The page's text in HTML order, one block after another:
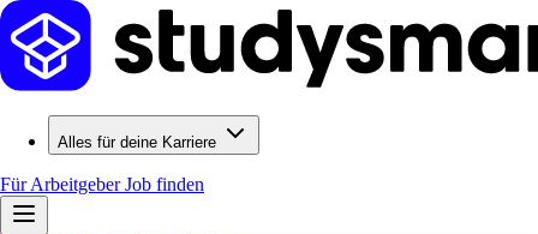
Alles für deine Karriere
Für ArbeitgeberJob finden